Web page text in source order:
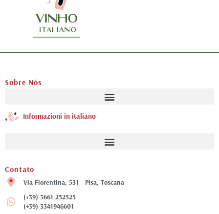
Sobre Nós
Informazioni in italiano
Contato
Via Fiorentina, 531 - Pisa, Toscana
(+39) 3661 252525
(+39) 3341946601